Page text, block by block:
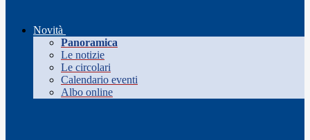
Novità
Panoramica
Le notizie
Le circolari
Calendario eventi
Albo online